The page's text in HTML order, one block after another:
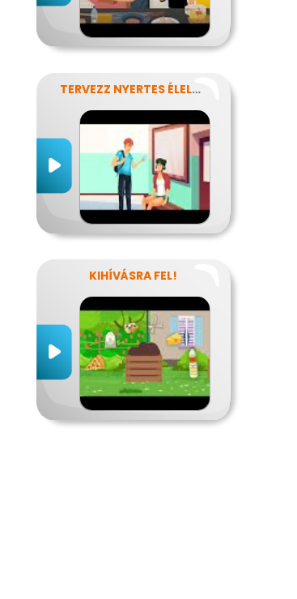
TERVEZZ NYERTES ÉLELMISZER-CSOMAGOLÁST!
KIHÍVÁSRA FEL!